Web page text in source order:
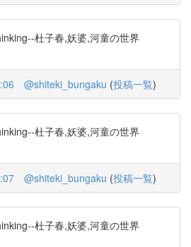
杜子春,妖婆,河童の世界
@shiteki_bungaku (投稿一覧)
杜子春,妖婆,河童の世界
@shiteki_bungaku (投稿一覧)
杜子春,妖婆,河童の世界